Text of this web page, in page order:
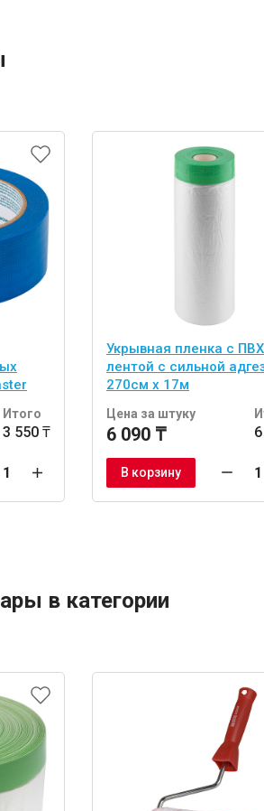
Итого
3 550 ₸
Укрывная пленка с
лентой с сильной
270см x 17м
Цена за штуку
6 090 ₸
В корзину
в категории